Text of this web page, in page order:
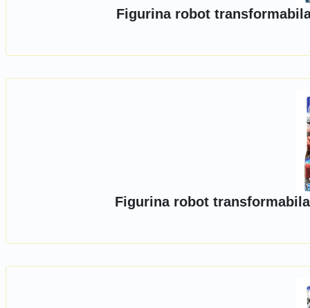
Figurina robot
Figurina robot